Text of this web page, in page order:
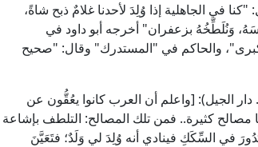
في الجاهلية إذا وُلِدَ لأحدنا غلامٌ ذبح شاةً،
وَنُلَطِّخُهُ بزعفران" أخرجه أبو داود في
والحاكم في "المستدرك" وقال: "صحيح
ولي الله الدهلوي في "حجة الله البالغة" (2/ 223، ط. دار الجيل): [واعلم أن العرب كانوا يعُقُّون عن
مصالح كثيرة.. فمن تلك المصالح: التلطف بإشاعة
في السِّكَكِ فينادي أنه وُلِدَ لي وَلَدٌ؛ فتَعَيَّنَ